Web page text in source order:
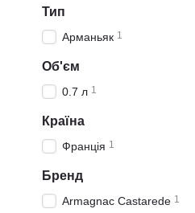
Тип
Арманьяк 1
Об'єм
0.7 л 1
Країна
Франція 1
Бренд
Armagnac Castarede 1